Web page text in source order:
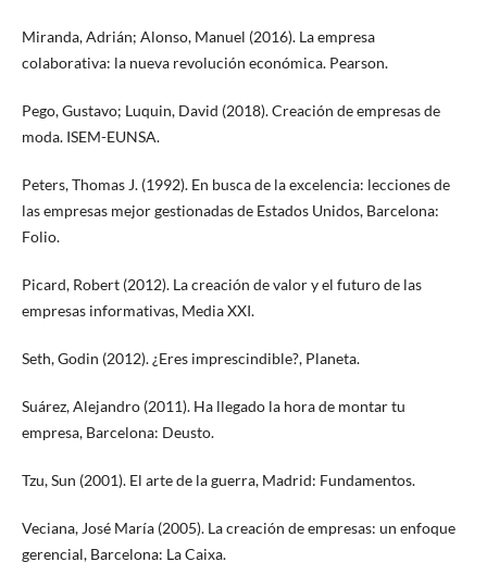
Miranda, Adrián; Alonso, Manuel (2016). La empresa
colaborativa: la nueva revolución económica. Pearson.
Pego, Gustavo; Luquin, David (2018). Creación de empresas de
moda. ISEM-EUNSA.
Peters, Thomas J. (1992). En busca de la excelencia: lecciones de
las empresas mejor gestionadas de Estados Unidos, Barcelona:
Folio.
Picard, Robert (2012). La creación de valor y el futuro de las
empresas informativas, Media XXI.
Seth, Godin (2012). ¿Eres imprescindible?, Planeta.
Suárez, Alejandro (2011). Ha llegado la hora de montar tu
empresa, Barcelona: Deusto.
Tzu, Sun (2001). El arte de la guerra, Madrid: Fundamentos.
Veciana, José María (2005). La creación de empresas: un enfoque
gerencial, Barcelona: La Caixa.